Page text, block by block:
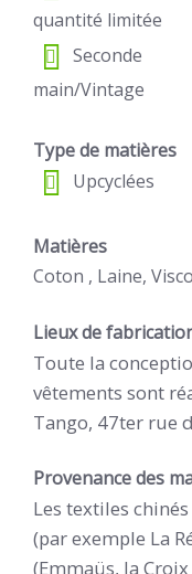
quantité limitée
Seconde
main/Vintage
Type de matières
Upcyclées
Matières
Coton , Laine,
Lieux de
Toute la
vêtements sont
Tango, 47ter rue
Provenance des
Les textiles
(par exemple La
(Emmaüs, la